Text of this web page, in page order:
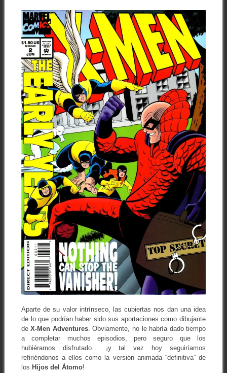
Aparte de su valor intrínseco, las cubiertas nos dan una idea
de lo que podrían haber sido sus aportaciones como dibujante
deX-Men Adventures. Obviamente, no le habría dado tiempo
a completar muchos episodios, pero seguro que los
hubiéramos disfrutado… ¡y tal vez hoy seguiríamos
refiriéndonos a ellos como la versión animada “definitiva” de
los Hijos del Átomo!